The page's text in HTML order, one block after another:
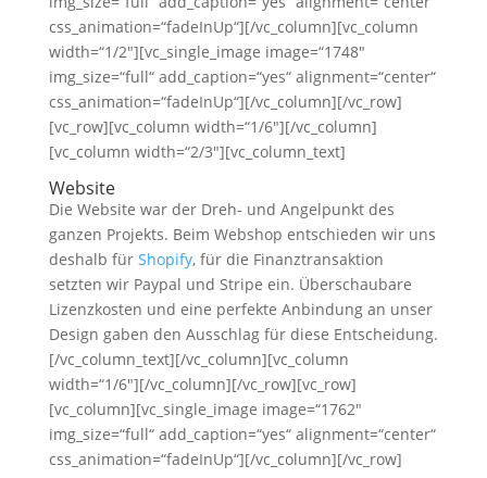
css_animation=“fadeInUp“][/vc_column][vc_column
width=“1/2″][vc_single_image image=“1748″
img_size=“full“ add_caption=“yes“ alignment=“center“
css_animation=“fadeInUp“][/vc_column][/vc_row]
[vc_row][vc_column width=“1/6″][/vc_column]
[vc_column width=“2/3″][vc_column_text]
Website
Die Website war der Dreh- und Angelpunkt des
ganzen Projekts. Beim Webshop entschieden wir uns
deshalb für Shopify, für die Finanztransaktion
setzten wir Paypal und Stripe ein. Überschaubare
Lizenzkosten und eine perfekte Anbindung an unser
Design gaben den Ausschlag für diese Entscheidung.
[/vc_column_text][/vc_column][vc_column
width=“1/6″][/vc_column][/vc_row][vc_row]
[vc_column][vc_single_image image=“1762″
img_size=“full“ add_caption=“yes“ alignment=“center“
css_animation=“fadeInUp“][/vc_column][/vc_row]